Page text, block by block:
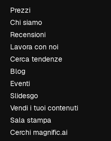
Prezzi
Chi siamo
Recensioni
Lavora con noi
Cerca tendenze
Blog
Eventi
Slidesgo
Vendi i tuoi contenuti
Sala stampa
Cerchi magnific.ai